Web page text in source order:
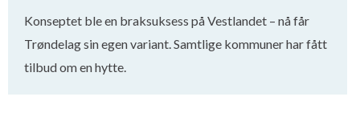
Konseptet ble en braksuksess på Vestlandet – nå får
Trøndelag sin egen variant. Samtlige kommuner har fått
tilbud om en hytte.